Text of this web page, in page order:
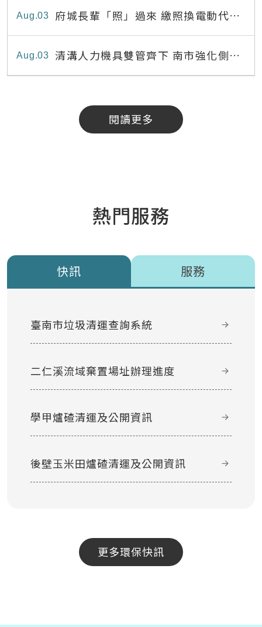
03
Aug
府城長輩「照」過來 繳照換電動代步
最高補助8,000元
03
Aug
清溝人力機具雙管齊下 南市強化側溝
清疏效能
閱讀更多
熱門服務
快訊 服務
臺南市垃圾清運查詢系統
二仁溪流域棄置場址辦理進度
學甲爐碴清運及公開資訊
後壁玉米田爐碴清運及公開資訊
更多環保快訊